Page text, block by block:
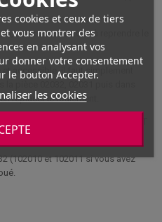
cookies et ceux de tiers
vous montrer des
en analysant vos
donner votre consentement
le bouton Accepter.
les cookies
nous vous invitons à reprendre le
accessible, il faut simplement
la pièce 02032, 02031 puis dans
replacer le roulement.
(102010 et 102011 si vous avez